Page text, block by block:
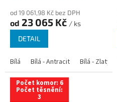
od 19 061,98 Kč bez DPH
od 23 065 Kč / ks
DETAIL
Bílá Bílá - Antracit Bílá - Zlatý
Počet komor: 6
Počet těsnění:
3